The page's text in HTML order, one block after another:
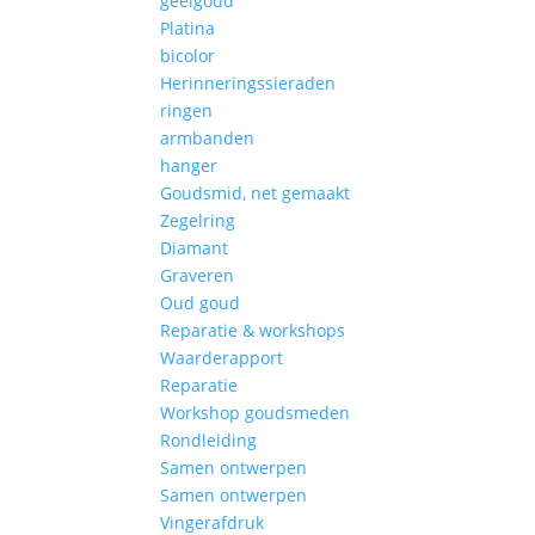
Platina
bicolor
Herinneringssieraden
ringen
armbanden
hanger
Goudsmid, net gemaakt
Zegelring
Diamant
Graveren
Oud goud
Reparatie & workshops
Waarderapport
Reparatie
Workshop goudsmeden
Rondleiding
Samen ontwerpen
Samen ontwerpen
Vingerafdruk